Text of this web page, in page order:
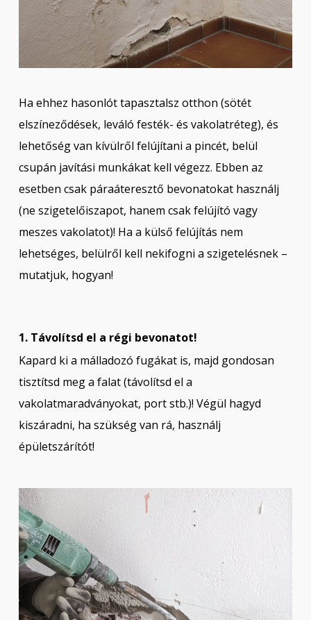
Ha ehhez hasonlót tapasztalsz otthon (sötét
elszíneződések, leváló festék- és vakolatréteg), és
lehetőség van kívülről felújítani a pincét, belül
csupán javítási munkákat kell végezz. Ebben az
esetben csak páraáteresztő bevonatokat használj
(ne szigetelőiszapot, hanem csak felújító vagy
meszes vakolatot)! Ha a külső felújítás nem
lehetséges, belülről kell nekifogni a szigetelésnek –
mutatjuk, hogyan!
1. Távolítsd el a régi bevonatot!
Kapard ki a málladozó fugákat is, majd gondosan
tisztítsd meg a falat (távolítsd el a
vakolatmaradványokat, port stb.)! Végül hagyd
kiszáradni, ha szükség van rá, használj
épületszárítót!